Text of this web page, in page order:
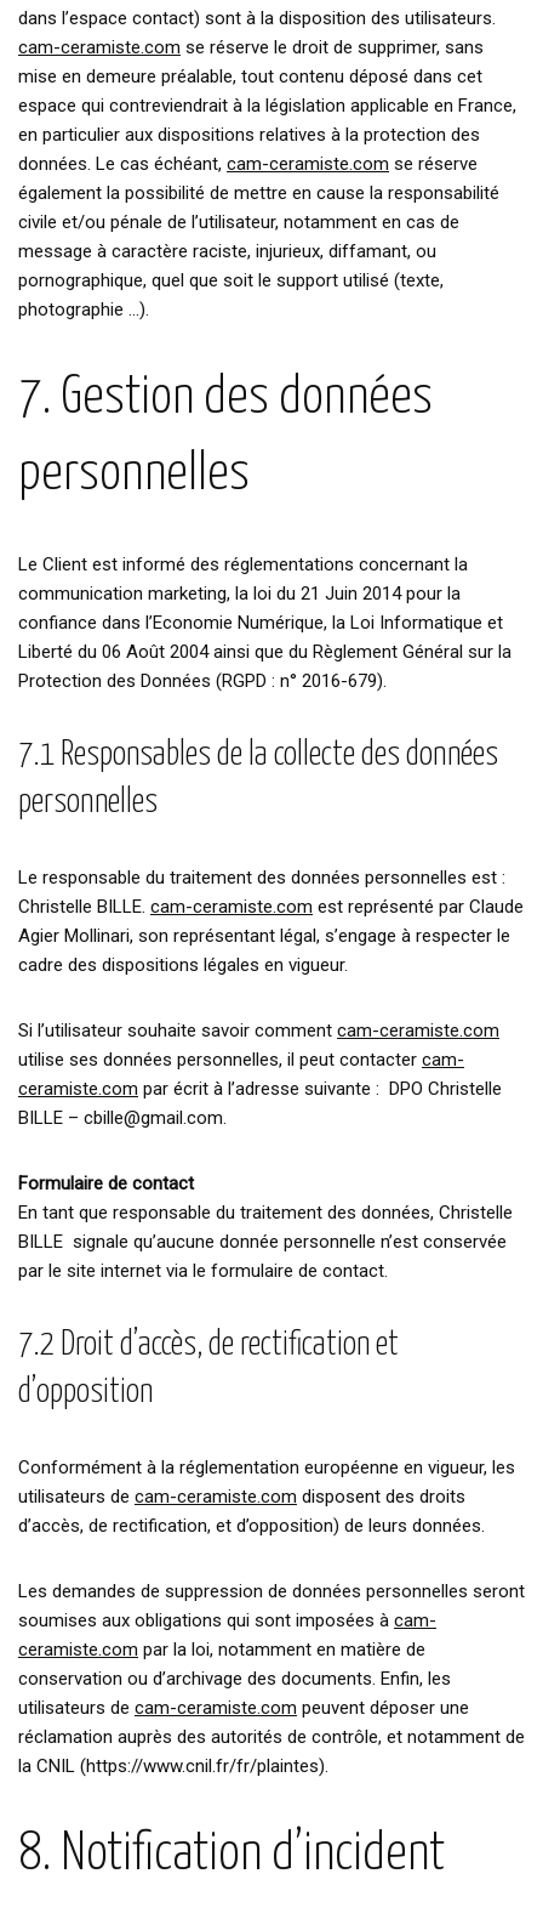
dans l’espace contact) sont à la disposition des utilisateurs.
cam-ceramiste.com se réserve le droit de supprimer, sans
mise en demeure préalable, tout contenu déposé dans cet
espace qui contreviendrait à la législation applicable en France,
en particulier aux dispositions relatives à la protection des
données. Le cas échéant, cam-ceramiste.com se réserve
également la possibilité de mettre en cause la responsabilité
civile et/ou pénale de l’utilisateur, notamment en cas de
message à caractère raciste, injurieux, diffamant, ou
pornographique, quel que soit le support utilisé (texte,
photographie …).
7. Gestion des données
personnelles
Le Client est informé des réglementations concernant la
communication marketing, la loi du 21 Juin 2014 pour la
confiance dans l’Economie Numérique, la Loi Informatique et
Liberté du 06 Août 2004 ainsi que du Règlement Général sur la
Protection des Données (RGPD : n° 2016-679).
7.1 Responsables de la collecte des données
personnelles
Le responsable du traitement des données personnelles est :
Christelle BILLE. cam-ceramiste.com est représenté par Claude
Agier Mollinari, son représentant légal, s’engage à respecter le
cadre des dispositions légales en vigueur.
Si l’utilisateur souhaite savoir comment cam-ceramiste.com
utilise ses données personnelles, il peut contacter cam-
ceramiste.com par écrit à l’adresse suivante : DPO Christelle
BILLE – cbille@gmail.com.
Formulaire de contact
En tant que responsable du traitement des données, Christelle
BILLE signale qu’aucune donnée personnelle n’est conservée
par le site internet via le formulaire de contact.
7.2 Droit d’accès, de rectification et
d’opposition
Conformément à la réglementation européenne en vigueur, les
utilisateurs de cam-ceramiste.com disposent des droits
d’accès, de rectification, et d’opposition) de leurs données.
Les demandes de suppression de données personnelles seront
soumises aux obligations qui sont imposées à cam-
ceramiste.com par la loi, notamment en matière de
conservation ou d’archivage des documents. Enfin, les
utilisateurs de cam-ceramiste.com peuvent déposer une
réclamation auprès des autorités de contrôle, et notamment de
la CNIL (https://www.cnil.fr/fr/plaintes).
8. Notification d’incident